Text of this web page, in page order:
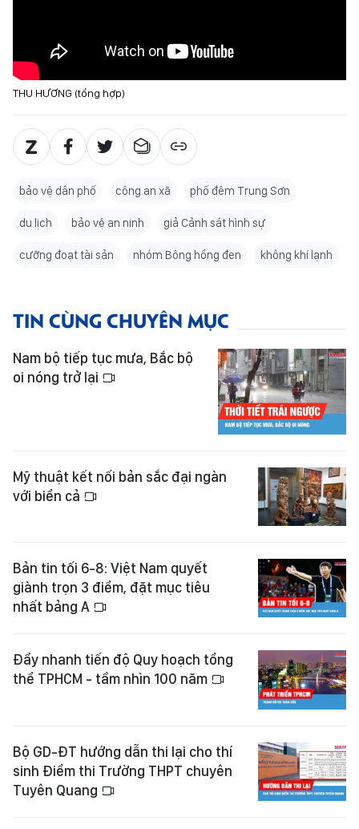
THU HƯƠNG (tổng hợp)
bảo vệ dân phố công an xã phố đêm Trung Sơn
du lịch bảo vệ an ninh giả Cảnh sát hình sự
cưỡng đoạt tài sản nhóm Bông hồng đen không khí lạnh
TIN CÙNG CHUYÊN MỤC
Nam bộ tiếp tục mưa, Bắc bộ
oi nóng trở lại
Mỹ thuật kết nối bản sắc đại ngàn
với biển cả
Bản tin tối 6-8: Việt Nam quyết
giành trọn 3 điểm, đặt mục tiêu
nhất bảng A
Đẩy nhanh tiến độ Quy hoạch tổng
thể TPHCM - tầm nhìn 100 năm
Bộ GD-ĐT hướng dẫn thi lại cho thí
sinh Điểm thi Trường THPT chuyên
Tuyên Quang